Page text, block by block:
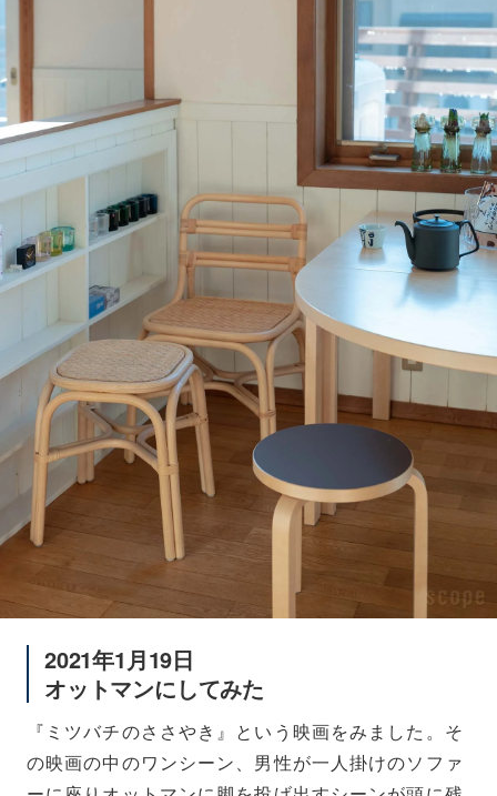
2021年1月19日
オットマンにしてみた
『ミツバチのささやき』という映画をみました。そ
の映画の中のワンシーン、男性が一人掛けのソファ